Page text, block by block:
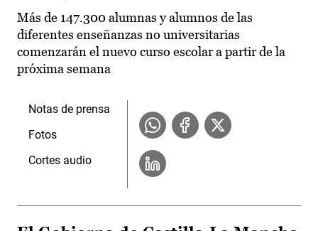
Más de 147.300 alumnas y alumnos de las
diferentes enseñanzas no universitarias
comenzarán el nuevo curso escolar a partir de la
próxima semana
Notas de prensa
Fotos
Cortes audio